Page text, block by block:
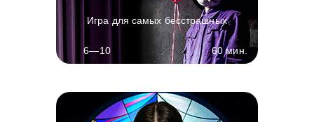
Игра для самых бесстрашных
6—10 60 мин.